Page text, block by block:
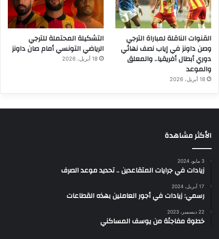
القنوات الناقلة لمباراة الترجي
وصن داونز في إياب نصف نهائي
دوري أبطال أفريقيا.. والمعلق
والموعد
18 أبريل، 2026
التشكيلة المحتملة للترجي
الرياضي التونسي أمام صان داونز
18 أبريل، 2026
الأكثر مشاهدة
3 مايو، 2024
زيادات في جرايات المتقاعدين .. تحديد موعد الصرف
17 أبريل، 2024
رسمي: زيادات في أجور العاملين بهذه القطاعات
22 ديسمبر، 2023
خطوة مفاجئة من يوسف المساكني